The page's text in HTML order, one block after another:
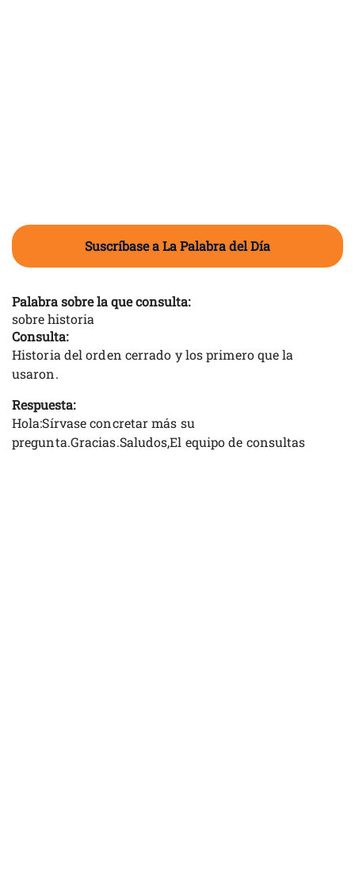
Suscríbase a La Palabra del Día
Palabra sobre la que consulta:
sobre historia
Consulta:
Historia del orden cerrado y los primero que la
usaron.
Respuesta:
Hola:Sírvase concretar más su
pregunta.Gracias.Saludos,El equipo de consultas